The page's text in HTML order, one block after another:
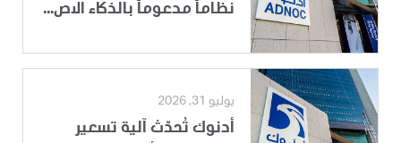
نظاماً مدعوماً بالذكاء الاص...
يوليو 31, 2026
أدنوك تُحدّث آلية تسعير